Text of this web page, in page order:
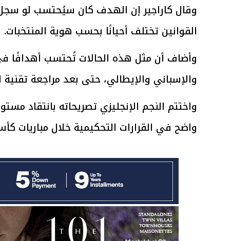
وقال كاراجير إن الهدف كان سيُحتسب لو
القوانين تختلف أحيانًا بحسب هوية المنتخبات.
وأضاف أن مثل هذه الحالات تُحتسب أهدافًا في
والإسباني والإيطالي، حتى بعد مراجعة تقنية
واختتم النجم الإنجليزي تصريحاته بانتقاد
واضح في القرارات التحكيمية خلال مباريات
الرئيس السيسي: تداعيات خطيرة على
الاقتصاد العالمي وأسعار الوقود حال
رئيس الوزراء
بتنفيذ التوجيهات